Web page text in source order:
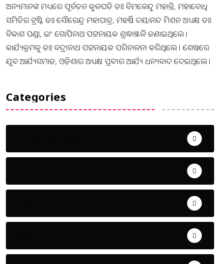
ଅନ୍ୟମାନଙ୍କ ମଧ୍ୟରେ ପୂର୍ବତନ କୁଳପତି ଡଃ ବିମଳେନ୍ଦୁ ମହାନ୍ତି, ମହାବୋଧି
ସମିତିର ଟ୍ରଷ୍ଟି ଡଃ ସୌରେନ୍ଦ୍ର ମହାପାତ୍ର, ମହର୍ଷି ଦୟାନନ୍ଦ ମିଶନ ଅଧ୍ୟକ୍ଷ ଡଃ
ବିକାଶ ପଣ୍ଡା, ଇଂ ଗୋପିନାଥ ପଟ୍ଟନାୟକ ଶ୍ରଦ୍ଧାଞ୍ଜଳି ଜଣାଇଥିଲେ ।
କାର୍ଯ୍ୟକ୍ରମକୁ ଡଃ ବଦ୍ରୀନାଥ ପଟ୍ଟନାୟକ ପରିଚାଳନା କରିଥିଲେ । ଶେଷରେ
ଯୁବ ଆର୍ଯ୍ୟସମାଜ, ଓଡ଼ିଶାର ଅଧ୍ୟକ୍ଷ ପ୍ରବୀର ଆର୍ଯ୍ୟ ଧନ୍ୟବାଦ ଦେଇଥିଲେ ।
Categories